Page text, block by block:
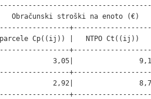
|   Obračunski stroški na enoto (€)
Cp((ij)) |   NTPO Ct((ij))
1  |             3,05|
2  |             2,92|